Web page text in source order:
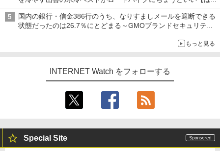
ち・ざ・ろーど！その14】【空いた時間でなにしてる？】
国内の銀行・信金386行のうち、なりすましメールを遮断できる
状態だったのは26.7％にとどまる～GMOブランドセキュリティ
もっと見る
INTERNET Watch をフォローする
Special Site